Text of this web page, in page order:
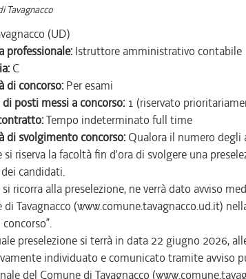
Tavagnacco
(UD)
professionale: Istruttore amministrativo contabile
C
di concorso: Per esami
posti messi a concorso: 1 (riservato
Tempo indeterminato full time
di svolgimento concorso: Qualora il numero degli
si riserva la facoltà fin d’ora di svolgere una
candidati.
ricorra alla preselezione, ne verrà dato avviso
di Tavagnacco (www.comune.tavagnacco.ud.it)
preselezione si terrà in data 22 giugno 2026,
individuato e comunicato tramite avviso
del Comune di Tavagnacco